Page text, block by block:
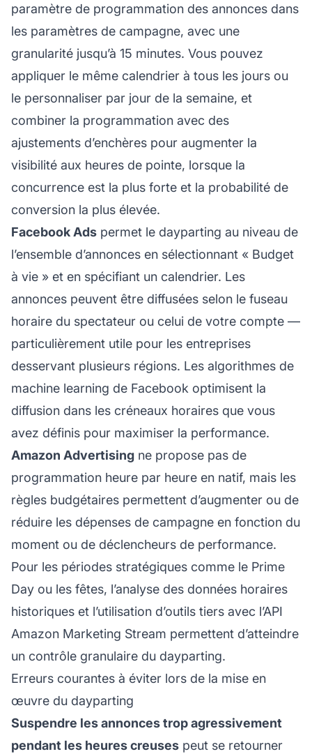
paramètre de programmation des annonces dans
les paramètres de campagne, avec une
granularité jusqu’à 15 minutes. Vous pouvez
appliquer le même calendrier à tous les jours ou
le personnaliser par jour de la semaine, et
combiner la programmation avec des
ajustements d’enchères pour augmenter la
visibilité aux heures de pointe, lorsque la
concurrence est la plus forte et la probabilité de
conversion la plus élevée.
Facebook Ads permet le dayparting au niveau de
l’ensemble d’annonces en sélectionnant « Budget
à vie » et en spécifiant un calendrier. Les
annonces peuvent être diffusées selon le fuseau
horaire du spectateur ou celui de votre compte —
particulièrement utile pour les entreprises
desservant plusieurs régions. Les algorithmes de
machine learning de Facebook optimisent la
diffusion dans les créneaux horaires que vous
avez définis pour maximiser la performance.
Amazon Advertising ne propose pas de
programmation heure par heure en natif, mais les
règles budgétaires permettent d’augmenter ou de
réduire les dépenses de campagne en fonction du
moment ou de déclencheurs de performance.
Pour les périodes stratégiques comme le Prime
Day ou les fêtes, l’analyse des données horaires
historiques et l’utilisation d’outils tiers avec l’API
Amazon Marketing Stream permettent d’atteindre
un contrôle granulaire du dayparting.
Erreurs courantes à éviter lors de la mise en
œuvre du dayparting
Suspendre les annonces trop agressivement
pendant les heures creuses peut se retourner